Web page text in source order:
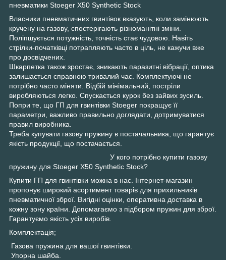
пневматики Stoeger X50 Synthetic Stock
Власники пневматичних гвинтівок вказують, коли замінюють
кручену на газову, спостерігають різноманітні зміни.
Поліпшується потужність, точність стає чудовою. Навіть
стрілки-початківці потрапляють часто в ціль, не кажучи вже
про досвідчених.
Шкарпетка також зростає, зникають паразитні вібрації, оптика
залишається справною тривалий час. Комплектуючі не
потрібно часто міняти. Відбій мінімальний, постріли
виробляються легко. Спускається курок без зайвих зусиль.
Попри те, що ГП для гвинтівки Stoeger покращує її
параметри, важливо правильно доглядати, дотримуватися
правил виробника.
Треба купувати газову пружину в постачальника, що гарантує
якість продукції, що постачається.
У кого потрібно купити газову
пружину для Stoeger X50 Synthetic Stock?
Купити ГП для гвинтівки можна в нас. Інтернет-магазин
пропонує широкий асортимент товарів для прихильників
пневматичної зброї. Вигідні оцінки, оперативна доставка в
кожну зону країни. Допомагаємо з підбором пружин для зброї.
Гарантуємо якість усіх виробів.
Комплектація;
Газова пружина для вашої гвинтівки.
Упорна шайба.